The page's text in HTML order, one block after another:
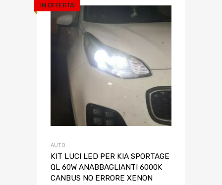
IN OFFERTA!
AUTO
KIT LUCI LED PER KIA SPORTAGE
QL 60W ANABBAGLIANTI 6000K
CANBUS NO ERRORE XENON